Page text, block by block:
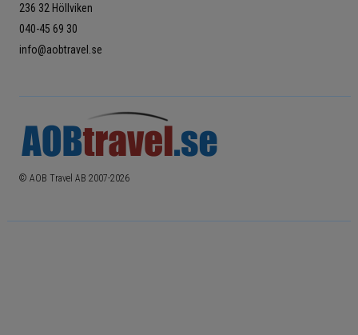
236 32 Höllviken
040-45 69 30
info@aobtravel.se
© AOB Travel AB 2007-2026